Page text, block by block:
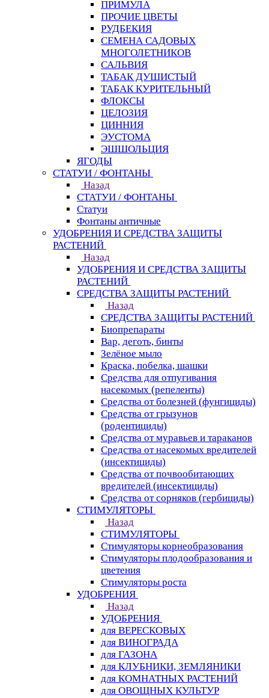
ПРИМУЛА
ПРОЧИЕ ЦВЕТЫ
РУДБЕКИЯ
СЕМЕНА САДОВЫХ
МНОГОЛЕТНИКОВ
САЛЬВИЯ
ТАБАК ДУШИСТЫЙ
ТАБАК КУРИТЕЛЬНЫЙ
ФЛОКСЫ
ЦЕЛОЗИЯ
ЦИННИЯ
ЭУСТОМА
ЭШШОЛЬЦИЯ
ЯГОДЫ
СТАТУИ / ФОНТАНЫ
Назад
СТАТУИ / ФОНТАНЫ
Статуи
Фонтаны античные
УДОБРЕНИЯ И СРЕДСТВА ЗАЩИТЫ
РАСТЕНИЙ
Назад
УДОБРЕНИЯ И СРЕДСТВА ЗАЩИТЫ
РАСТЕНИЙ
СРЕДСТВА ЗАЩИТЫ РАСТЕНИЙ
Назад
СРЕДСТВА ЗАЩИТЫ РАСТЕНИЙ
Биопрепараты
Вар, деготь, бинты
Зелёное мыло
Краска, побелка, шашки
Средства для отпугивания
насекомых (репеленты)
Средства от болезней (фунгициды)
Средства от грызунов
(родентициды)
Средства от муравьев и тараканов
Средства от насекомых вредителей
(инсектициды)
Средства от почвообитающих
вредителей (инсектициды)
Средства от сорняков (гербициды)
СТИМУЛЯТОРЫ
Назад
СТИМУЛЯТОРЫ
Стимуляторы корнеобразования
Стимуляторы плодообразования и
цветения
Стимуляторы роста
УДОБРЕНИЯ
Назад
УДОБРЕНИЯ
для ВЕРЕСКОВЫХ
для ВИНОГРАДА
для ГАЗОНА
для КЛУБНИКИ, ЗЕМЛЯНИКИ
для КОМНАТНЫХ РАСТЕНИЙ
для ОВОЩНЫХ КУЛЬТУР